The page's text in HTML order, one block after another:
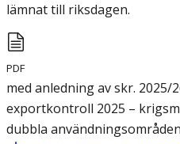
lämnat till riksdagen.
PDF
med anledning av skr. 2025/
exportkontroll 2025 –
dubbla användningsområden